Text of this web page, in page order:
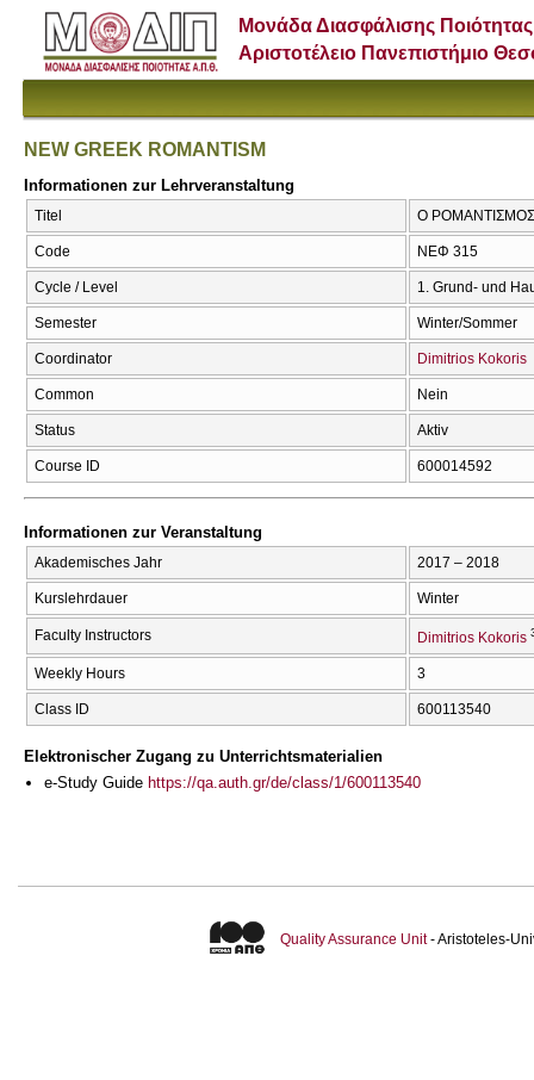
Μονάδα Διασφάλισης Ποιότητας
Αριστοτέλειο Πανεπιστήμιο
NEW GREEK ROMANTISM
Informationen zur Lehrveranstaltung
Titel Ο ΡΟΜΑΝΤΙΣΜΟΣ
Code ΝΕΦ 315
Cycle / Level 1. Grund- und
Semester Winter/Sommer
Coordinator Dimitrios Kokoris
Common Nein
Status Aktiv
Course ID 600014592
Informationen zur Veranstaltung
Akademisches Jahr 2017 – 2018
Kurslehrdauer Winter
Faculty Instructors Dimitrios Kokoris
Weekly Hours 3
Class ID 600113540
Elektronischer Zugang zu Unterrichtsmaterialien
e-Study Guide https://qa.auth.gr/de/class/1/600113540
Quality Assurance Unit- Aristoteles-